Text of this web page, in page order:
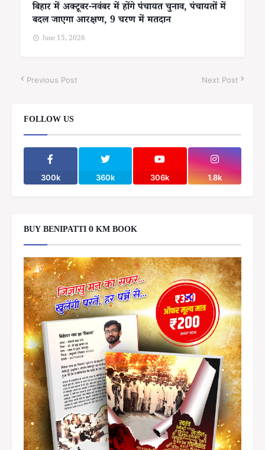
बिहार में अक्टूबर-नवंबर में होंगे पंचायत चुनाव, पंचायतों में
बदल जाएगा आरक्षण, 9 चरण में मतदान
June 15, 2026
Previous Post Next Post
FOLLOW US
300k 360k 306k 1.8k
BUY BENIPATTI 0 KM BOOK